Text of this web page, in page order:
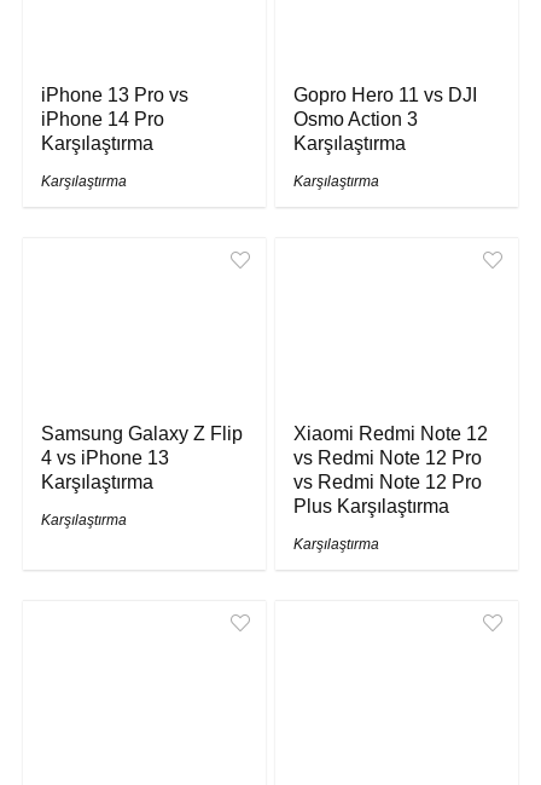
iPhone 13 Pro vs
iPhone 14 Pro
Karşılaştırma
Karşılaştırma
Gopro Hero 11 vs DJI
Osmo Action 3
Karşılaştırma
Karşılaştırma
Samsung Galaxy Z Flip
4 vs iPhone 13
Karşılaştırma
Karşılaştırma
Xiaomi Redmi Note 12
vs Redmi Note 12 Pro
vs Redmi Note 12 Pro
Plus Karşılaştırma
Karşılaştırma